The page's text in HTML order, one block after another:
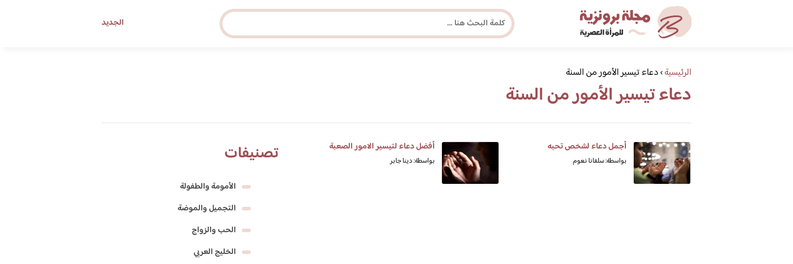
الجديد
الرئيسية›دعاء تيسير الأمور من السنة
دعاء تيسير الأمور من السنة
أجمل دعاء لشخص تحبه
بواسطة: سلفانا نعوم
أفضل دعاء لتيسير الامور الصعبة
بواسطة: دينا جابر تصنيفات
الأمومة والطفولة
التجميل والموضة
الحب والزواج
الخليج العربي